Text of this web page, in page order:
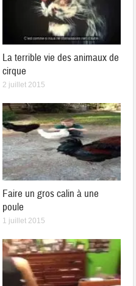
La terrible vie des animaux de
cirque
2 juillet 2015
Faire un gros calin à une
poule
1 juillet 2015